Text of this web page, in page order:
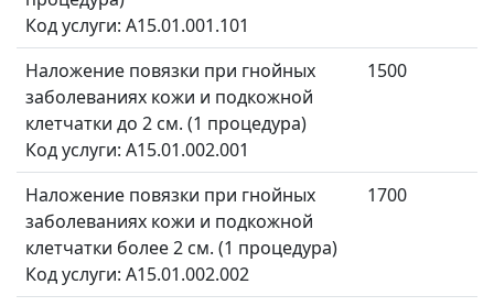
Код услуги: A15.01.001.101
Наложение повязки при гнойных
заболеваниях кожи и подкожной
клетчатки до 2 см. (1 процедура)
Код услуги: A15.01.002.001
1500
Наложение повязки при гнойных
заболеваниях кожи и подкожной
клетчатки более 2 см. (1 процедура)
Код услуги: A15.01.002.002
1700